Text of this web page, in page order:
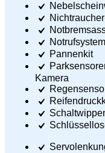
Notrufsystem
Pannenkit
Kamera